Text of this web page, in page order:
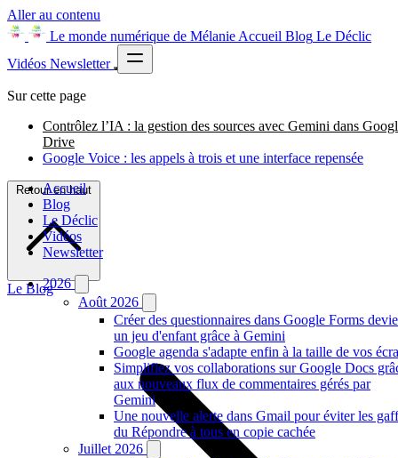
Aller au contenu
Le monde numérique de Mélanie Accueil Blog Le Déclic
Vidéos Newsletter
Accueil
Blog
Le Déclic
Vidéos
Newsletter
2026
Août 2026
Créer des questionnaires dans Google Forms
un jeu d'enfant grâce à Gemini
Google agenda s'adapte enfin à la taille de vos
Simplifiez vos collaborations sur Google Docs
aux nouveaux flux de commentaires gérés par
Gemini
Une nouvelle alerte dans Gmail pour éviter les
du Répondre à tous en copie cachée
Juillet 2026
Sur cette page
Contrôlez l’IA : la gestion des sources avec Gemini dans
Drive
Google Voice : les appels à trois et une interface repensée
Retour en haut
Le Blog